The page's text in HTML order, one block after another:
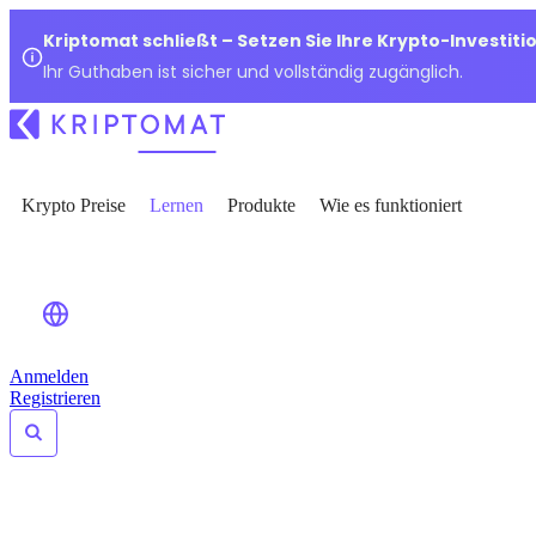
Kriptomat schließt – Setzen Sie Ihre Krypto-
Ihr Guthaben ist sicher und vollständig zugänglich.
Krypto Preise Lernen Produkte Wie es funktioniert
Anmelden
Registrieren